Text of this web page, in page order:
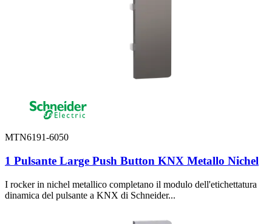
MTN6191-6050
1 Pulsante Large Push Button KNX Metallo Nichel
I rocker in nichel metallico completano il modulo dell'etichettatura
dinamica del pulsante a KNX di Schneider...